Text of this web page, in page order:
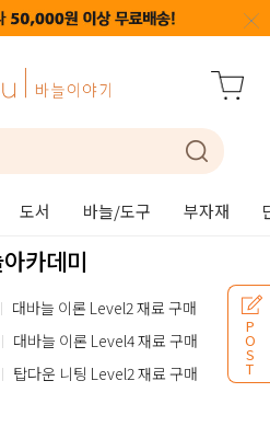
도서 바늘/도구 부자재
P
O
S
T
카데미
대바늘 이론 Level2 재료 구매
대바늘 이론 Level4 재료 구매
탑다운 니팅 Level2 재료 구매